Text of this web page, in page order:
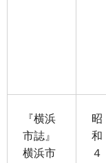
『横浜
市誌』
横浜市
昭
和
４